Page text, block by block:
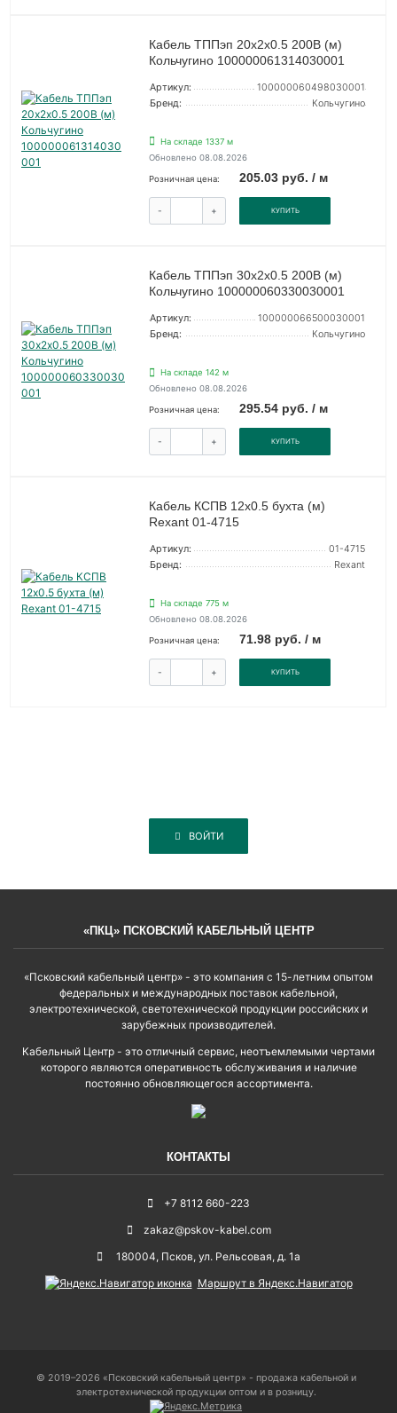
Кабель ТППэп 20х2х0.5 200В (м)
Кольчугино 100000061314030001
Артикул:
100000060498030001
Бренд:
Кольчугино
На складе 1337 м
Обновлено 08.08.2026
Розничная цена: 205.03 руб. / м
- + КУПИТЬ
Кабель ТППэп 30х2х0.5 200В (м)
Кольчугино 100000060330030001
Артикул:
100000066500030001
Бренд:
Кольчугино
На складе 142 м
Обновлено 08.08.2026
Розничная цена: 295.54 руб. / м
- + КУПИТЬ
Кабель КСПВ 12х0.5 бухта (м)
Rexant 01-4715
Артикул:
01-4715
Бренд:
Rexant
На складе 775 м
Обновлено 08.08.2026
Розничная цена: 71.98 руб. / м
- + КУПИТЬ
ВОЙТИ
«ПКЦ» ПСКОВСКИЙ КАБЕЛЬНЫЙ ЦЕНТР
«Псковский кабельный центр» - это компания с 15-летним опытом
федеральных и международных поставок кабельной,
электротехнической, светотехнической продукции российских и
зарубежных производителей.
Кабельный Центр - это отличный сервис, неотъемлемыми чертами
которого являются оперативность обслуживания и наличие
постоянно обновляющегося ассортимента.
КОНТАКТЫ
+7 8112 660-223
zakaz@pskov-kabel.com
180004, Псков, ул. Рельсовая, д. 1а
Маршрут в Яндекс.Навигатор
© 2019–2026 «Псковский кабельный центр» - продажа кабельной и
электротехнической продукции оптом и в розницу.